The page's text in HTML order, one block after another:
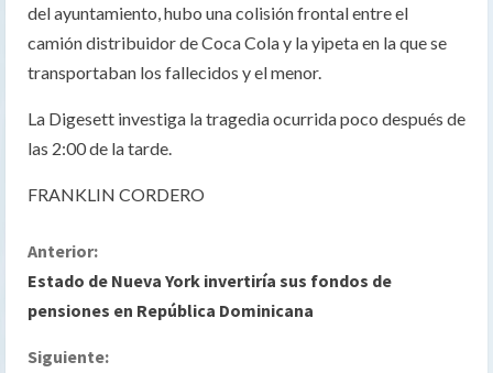
del ayuntamiento, hubo una colisión frontal entre el
camión distribuidor de Coca Cola y la yipeta en la que se
transportaban los fallecidos y el menor.
La Digesett investiga la tragedia ocurrida poco después de
las 2:00 de la tarde.
FRANKLIN CORDERO
S
i
g
Anterior:
Estado de Nueva York invertiría sus fondos de
pensiones en República Dominicana
Siguiente: